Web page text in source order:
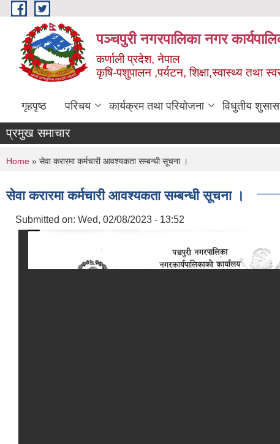
Skip to main content
पञ्चपुरी नगरपालिका नगर
कर्णाली प्रदेश, नेपाल
कृषि-पशुपालन ,पर्यटन, शिक्षा,स्वास्थ्य तथा
गृहपृष्ठ परिचय कार्यक्रम तथा परियोजना विधुतीय
प्रमुख समाचार
You are here
Home » सेवा करारमा कर्मचारी आवश्यकता सम्बन्धी सूचना ।
सेवा करारमा कर्मचारी आवश्यकता सम्बन्धी सूचना ।
Submitted on: Wed, 02/08/2023 - 13:52